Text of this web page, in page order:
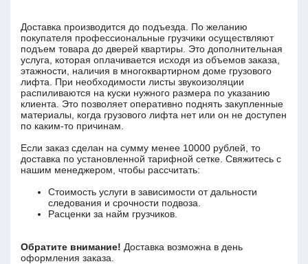
Доставка производится до подъезда. По желанию
покупателя профессиональные грузчики осуществляют
подъем товара до дверей квартиры. Это дополнительная
услуга, которая оплачивается исходя из объемов заказа,
этажности, наличия в многоквартирном доме грузового
лифта. При необходимости листы звукоизоляции
распиливаются на куски нужного размера по указанию
клиента. Это позволяет оперативно поднять закупленные
материалы, когда грузового лифта нет или он не доступен
по каким-то причинам.
Если заказ сделан на сумму менее 10000 рублей, то
доставка по установленной тарифной сетке. Свяжитесь с
нашим менеджером, чтобы рассчитать:
Стоимость услуги в зависимости от дальности
следования и срочности подвоза.
Расценки за найм грузчиков.
Обратите внимание! Доставка возможна в день
оформления заказа.